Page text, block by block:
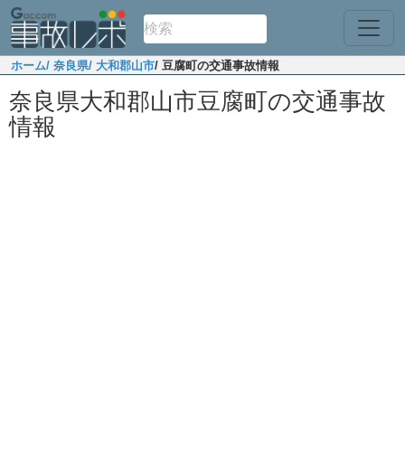
ホーム/ 奈良県/ 大和郡山市/ 豆腐町の交通事故情報
奈良県大和郡山市豆腐町の交通事故
情報